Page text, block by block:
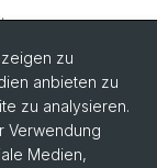
.
zu
anbieten zu
zu analysieren.
Verwendung
Medien,